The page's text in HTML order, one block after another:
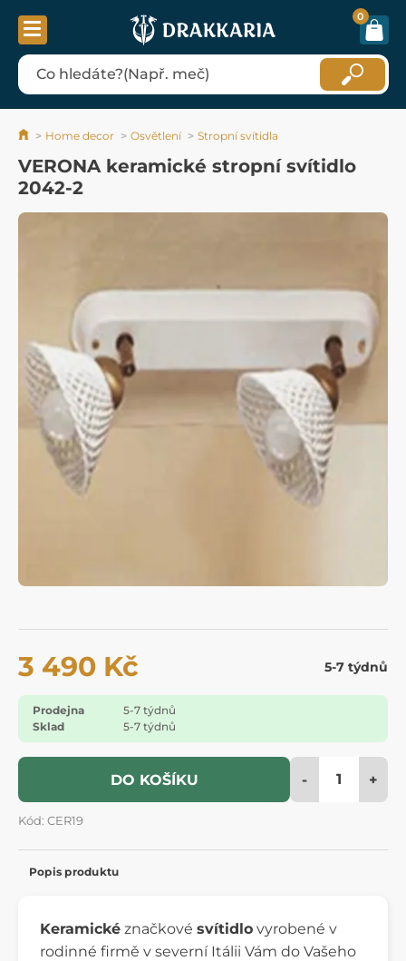
0
Home decor Osvětlení Stropní svítidla
VERONA keramické stropní svítidlo
2042-2
3 490 Kč 5-7 týdnů
Prodejna
5-7 týdnů
Sklad
5-7 týdnů
DO KOŠÍKU - +
Kód: CER19
Popis produktu
Keramické značkové svítidlo vyrobené v
rodinné firmě v severní Itálii Vám do Vašeho